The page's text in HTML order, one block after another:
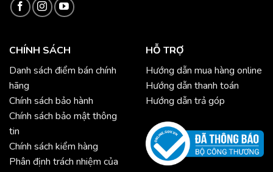
CHÍNH SÁCH
Danh sách điểm bán chính
hãng
Chính sách bảo hành
Chính sách bảo mật thông
tin
Chính sách kiểm hàng
Phân định trách nhiệm của
HỖ TRỢ
Hướng dẫn mua hàng online
Hướng dẫn thanh toán
Hướng dẫn trả góp